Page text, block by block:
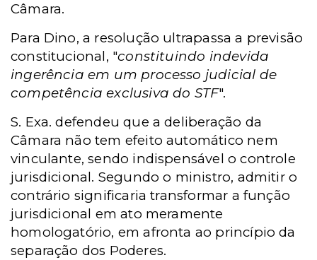
Câmara.
Para Dino, a resolução ultrapassa a previsão
constitucional, "constituindo indevida
ingerência em um processo judicial de
competência exclusiva do STF".
S. Exa. defendeu que a deliberação da
Câmara não tem efeito automático nem
vinculante, sendo indispensável o controle
jurisdicional. Segundo o ministro, admitir o
contrário significaria transformar a função
jurisdicional em ato meramente
homologatório, em afronta ao princípio da
separação dos Poderes.